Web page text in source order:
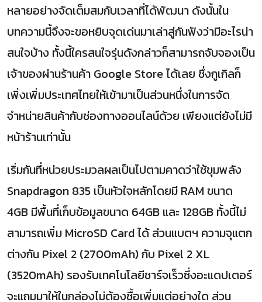
หลายอย่างจัดเต็มสมกับเวลาที่ได้พัฒนา ดังนั้นใน
บทความนี้จึงจะขอหยิบจุดเด่นมาเล่าสู่กันฟังว่ามีอะไรน่า
สนใจบ้าง ทั้งนี้ใครสนใจรุ่นดังกล่าวก็สามารถจับจองเป็น
เจ้าของผ่านร้านค้า Google Store ได้เลย ซึ่งกูเกิลก็
เพิ่งเพิ่มประเทศไทยให้เข้ามาเป็นส่วนหนึ่งในการจัด
จำหน่ายสินค้ากับช่องทางออนไลน์ด้วย เพียงแต่ยังไม่มี
หน้าร้านเท่านั้น
เริ่มกันที่หน่วยประมวลผลเป็นไปตามคาดว่าใช้ขุมพลัง
Snapdragon 835 เป็นหัวใจหลักโดยมี RAM ขนาด
4GB มีพื้นที่เก็บข้อมูลขนาด 64GB และ 128GB ทั้งนี้ไม่
สามารถเพิ่ม MicroSD Card ได้ ส่วนแบตฯ ความจุแตก
ต่างกัน Pixel 2 (2700mAh) กับ Pixel 2 XL
(3520mAh) รองรับเทคโนโลยีชาร์จเร็วซึ่งอะแดปเตอร์
จะแถมมาให้ในกล่องไม่ต้องซื้อเพิ่มแต่อย่างใด ส่วน